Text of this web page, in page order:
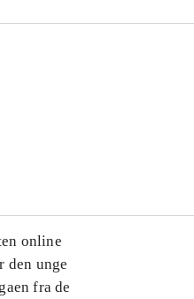
online
den unge
fra de